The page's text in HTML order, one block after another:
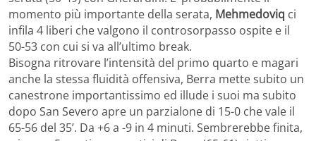
momento più importante della serata, Mehmedoviq ci
infila 4 liberi che valgono il controsorpasso ospite e il
50-53 con cui si va all’ultimo break.
Bisogna ritrovare l’intensità del primo quarto e magari
anche la stessa fluidità offensiva, Berra mette subito un
canestrone importantissimo ed illude i suoi ma subito
dopo San Severo apre un parzialone di 15-0 che vale il
65-56 del 35’. Da +6 a -9 in 4 minuti. Sembrerebbe finita,